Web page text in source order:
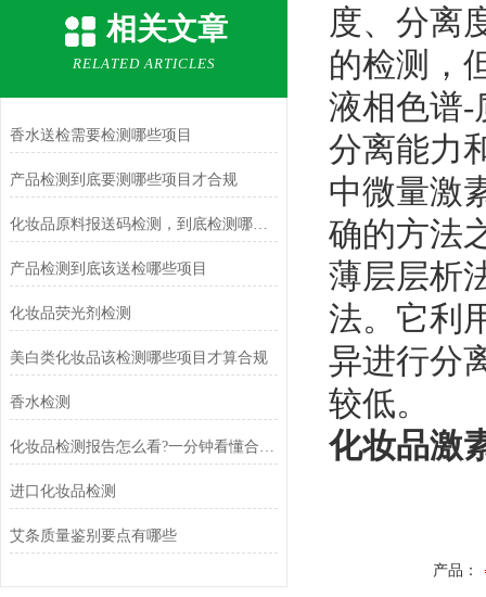
相关文章
RELATED ARTICLES
香水送检需要检测哪些项目
产品检测到底要测哪些项目才合规
化妆品原料报送码检测，到底检测哪些项目
产品检测到底该送检哪些项目
化妆品荧光剂检测
美白类化妆品该检测哪些项目才算合规
香水检测
化妆品检测报告怎么看?一分钟看懂合规标准
进口化妆品检测
艾条质量鉴别要点有哪些
度、分离
的检测，
液相色谱-
分离能力
中微量激
确的方法
薄层层析
法。它利
异进行分
较低。
化妆品激
产品：